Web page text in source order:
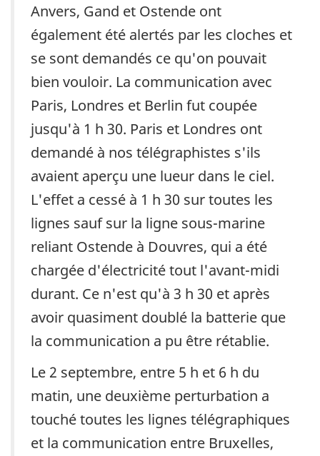
Anvers, Gand et Ostende ont
également été alertés par les cloches et
se sont demandés ce qu'on pouvait
bien vouloir. La communication avec
Paris, Londres et Berlin fut coupée
jusqu'à 1 h 30. Paris et Londres ont
demandé à nos télégraphistes s'ils
avaient aperçu une lueur dans le ciel.
L'effet a cessé à 1 h 30 sur toutes les
lignes sauf sur la ligne sous-marine
reliant Ostende à Douvres, qui a été
chargée d'électricité tout l'avant-midi
durant. Ce n'est qu'à 3 h 30 et après
avoir quasiment doublé la batterie que
la communication a pu être rétablie.
Le 2 septembre, entre 5 h et 6 h du
matin, une deuxième perturbation a
touché toutes les lignes télégraphiques
et la communication entre Bruxelles,